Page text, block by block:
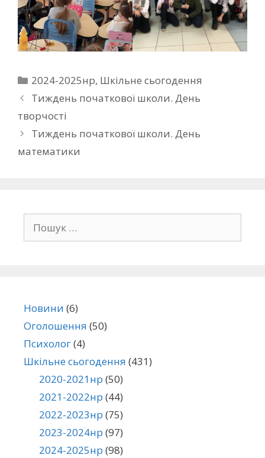
2024-2025нр, Шкільне сьогодення
Тиждень початкової школи. День
творчості
Тиждень початкової школи. День
математики
Новини (6)
Оголошення (50)
Психолог(4)
Шкільне сьогодення (431)
2020-2021нр (50)
2021-2022нр (44)
2022-2023нр (75)
2023-2024нр (97)
2024-2025нр (98)